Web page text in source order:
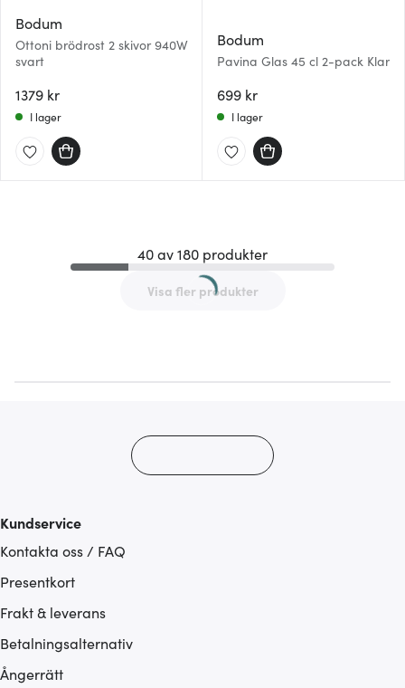
Bodum
Ottoni brödrost 2 skivor 940W
svart
1379 kr
I lager
Bodum
Pavina Glas 45 cl 2-pack Klar
699 kr
I lager
40 av 180 produkter
Visa fler produkter
Kundservice
Kontakta oss / FAQ
Presentkort
Frakt & leverans
Betalningsalternativ
Ångerrätt